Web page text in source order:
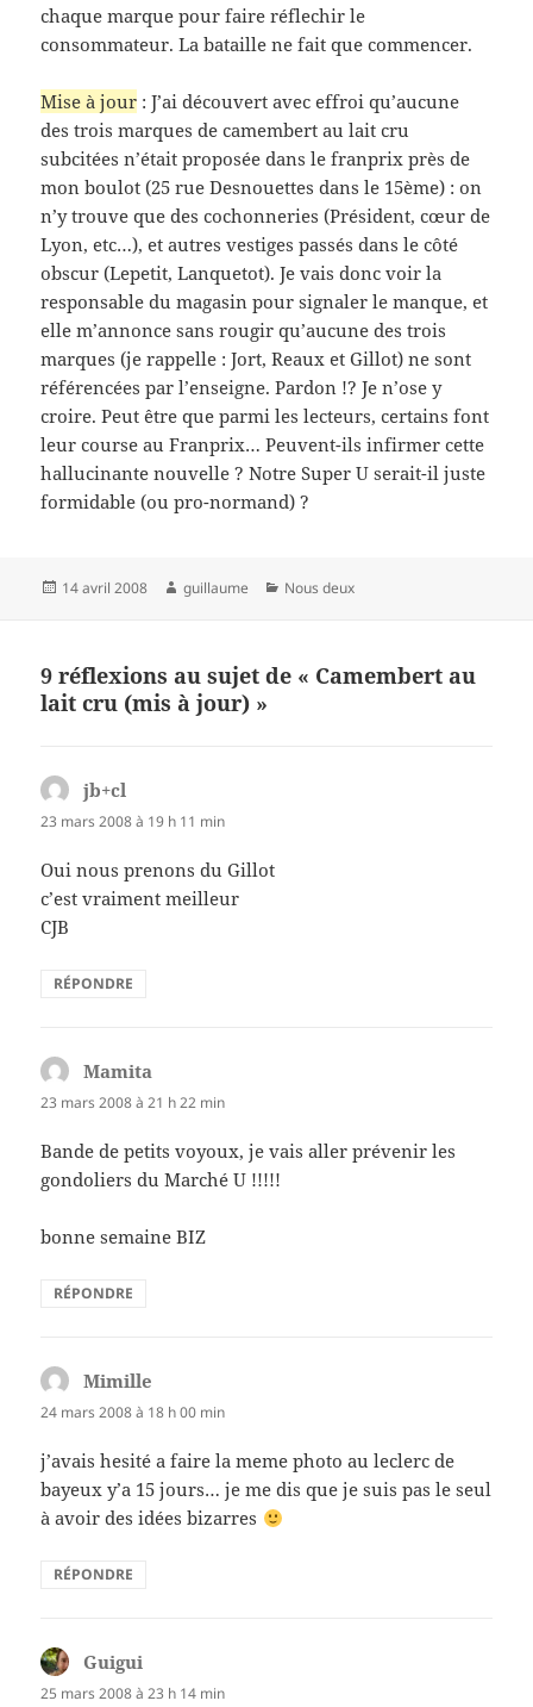
chaque marque pour faire réflechir le
consommateur. La bataille ne fait que commencer.
Mise à jour : J’ai découvert avec effroi qu’aucune
des trois marques de camembert au lait cru
subcitées n’était proposée dans le franprix près de
mon boulot (25 rue Desnouettes dans le 15ème) : on
n’y trouve que des cochonneries (Président, cœur de
Lyon, etc…), et autres vestiges passés dans le côté
obscur (Lepetit, Lanquetot). Je vais donc voir la
responsable du magasin pour signaler le manque, et
elle m’annonce sans rougir qu’aucune des trois
marques (je rappelle : Jort, Reaux et Gillot) ne sont
référencées par l’enseigne. Pardon !? Je n’ose y
croire. Peut être que parmi les lecteurs, certains font
leur course au Franprix… Peuvent-ils infirmer cette
hallucinante nouvelle ? Notre Super U serait-il juste
formidable (ou pro-normand) ?
Publié
14 avril 2008 Auteur
guillaume Catégories
Nous deux
9 réflexions au sujet de « Camembert au
lait cru (mis à jour) »
jb+cl
23 mars 2008 à 19 h 11 min
Oui nous prenons du Gillot
c’est vraiment meilleur
CJB
RÉPONDRE
Mamita
23 mars 2008 à 21 h 22 min
Bande de petits voyoux, je vais aller prévenir les
gondoliers du Marché U !!!!!
bonne semaine BIZ
RÉPONDRE
Mimille
24 mars 2008 à 18 h 00 min
j’avais hesité a faire la meme photo au leclerc de
bayeux y’a 15 jours… je me dis que je suis pas le seul
à avoir des idées bizarres
RÉPONDRE
Guigui
25 mars 2008 à 23 h 14 min